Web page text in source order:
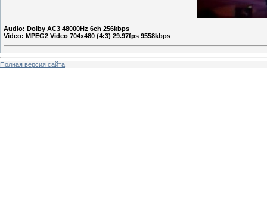
Audio: Dolby AC3 48000Hz 6ch 256kbps
Video: MPEG2 Video 704x480 (4:3) 29.97fps 9558kbps
Полная версия сайта